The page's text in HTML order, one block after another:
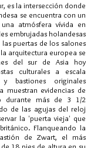
es la intersección donde
se encuentra con un
atmósfera vívida en
embrujadas holandesas
puertas de los salones
arquitectura europea se
del sur de Asia hoy
culturales a escala
bastiones originales
muestran evidencias de
durante más de 3 1/2
de las agujas del reloj
la 'puerta vieja' que
Flanqueando la
de Zwart, el más